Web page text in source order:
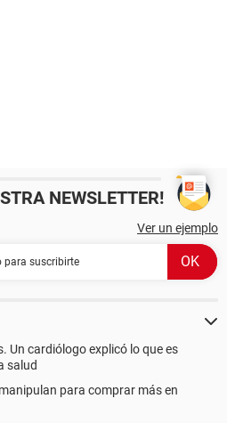
NEWSLETTER!
Ver un ejemplo
Un cardiólogo explicó lo que es
salud
para comprar más en